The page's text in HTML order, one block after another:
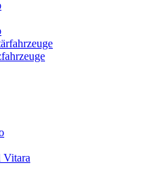
Vitara